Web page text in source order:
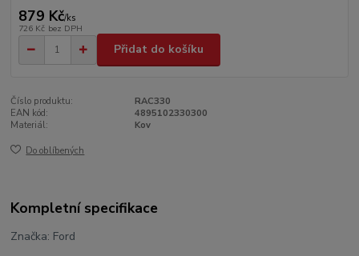
879 Kč/ks
726 Kč bez DPH
Přidat do košíku
Číslo produktu:
RAC330
EAN kód:
4895102330300
Materiál:
Kov
Do oblíbených
Kompletní specifikace
Značka: Ford